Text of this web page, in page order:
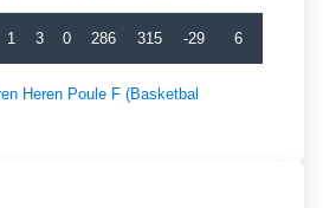
1 3 0 286 315 -29 6
Heren Poule F (Basketbal